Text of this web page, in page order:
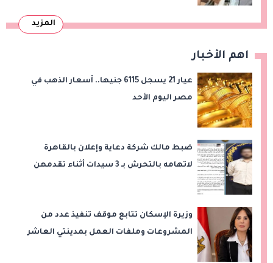
المزيد
اهم الأخبار
عيار 21 يسجل 6115 جنيها.. أسعار الذهب في
مصر اليوم الأحد
ضبط مالك شركة دعاية وإعلان بالقاهرة
لاتهامه بالتحرش بـ 3 سيدات أثناء تقدمهن
وزيرة الإسكان تتابع موقف تنفيذ عدد من
المشروعات وملفات العمل بمدينتي العاشر